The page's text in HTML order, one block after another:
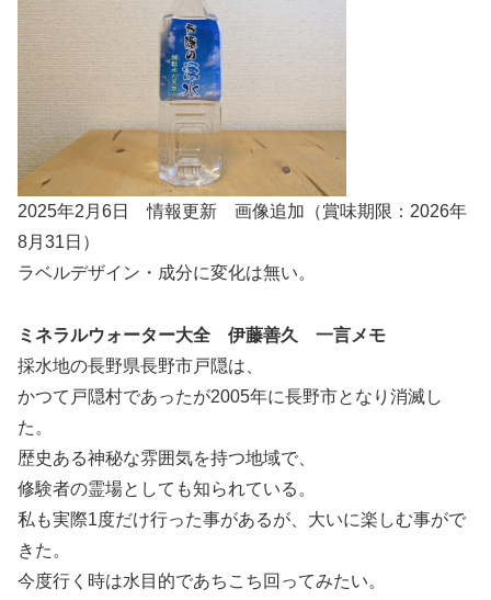
2025年2月6日 情報更新 画像追加（賞味期限：2026年
8月31日）
ラベルデザイン・成分に変化は無い。
ミネラルウォーター大全 伊藤善久 一言メモ
採水地の長野県長野市戸隠は、
かつて戸隠村であったが2005年に長野市となり消滅し
た。
歴史ある神秘な雰囲気を持つ地域で、
修験者の霊場としても知られている。
私も実際1度だけ行った事があるが、大いに楽しむ事がで
きた。
今度行く時は水目的であちこち回ってみたい。